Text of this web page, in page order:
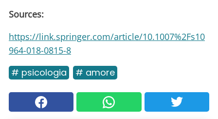
Sources:
https://link.springer.com/article/10.1007%2Fs10
964-018-0815-8
# psicologia # amore